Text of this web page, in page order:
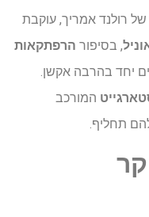
רולנד אמריך, עוקבת
, בסיפור הרפתקאות
יחד בהרבה אקשן.
המורכב
תחליף.